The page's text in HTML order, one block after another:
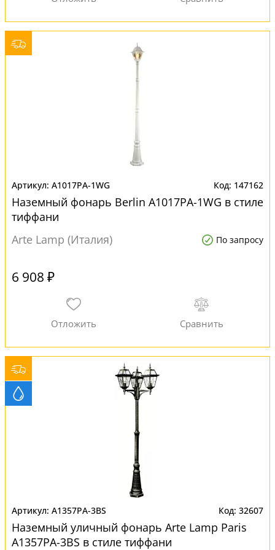
A1017PA-1WG 147162
Наземный фонарь Berlin A1017PA-1WG в стиле
тиффани
Arte Lamp (Италия)
По запросу
6 908 ₽
A1357PA-3BS 32607
Наземный уличный фонарь Arte Lamp Paris
A1357PA-3BS в стиле тиффани